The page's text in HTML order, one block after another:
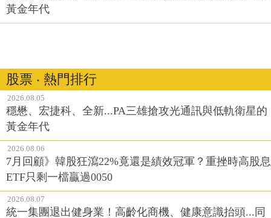
黃金年代
股票 ‧ 熱門排行
2026.08.05
穩懋、宏捷科、全新...PA三雄搶攻光通訊與低軌衛星的
黃金年代
2026.08.06
7月回顧》韓股狂瀉22%竟還是績效冠軍？重挫時高股息
ETF只剩一檔贏過0050
2026.08.07
統一集團退出健身業！高齡化商機、健康意識抬頭...同